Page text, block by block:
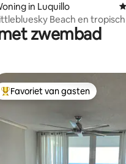
in Luquillo
Beach en
zwembad
Topfavoriet van gasten
Favoriet van gasten